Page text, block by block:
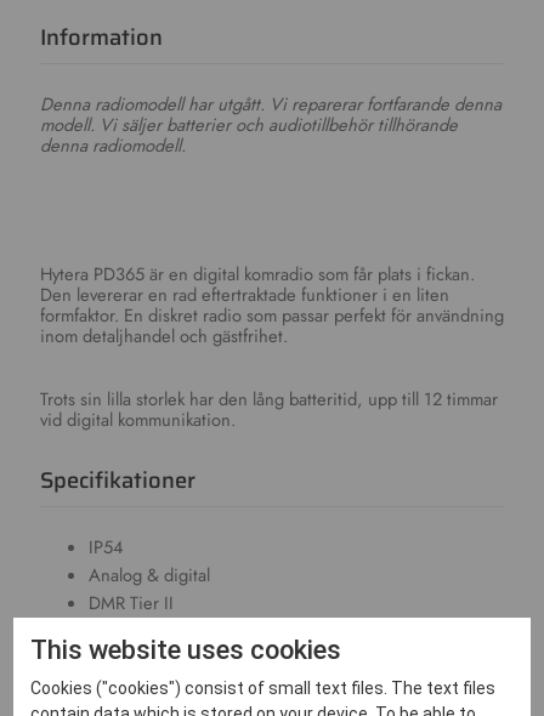
Information
Denna radiomodell har utgått. Vi reparerar fortfarande denna
modell. Vi säljer batterier och audiotillbehör tillhörande
denna radiomodell.
Hytera PD365 är en digital komradio som får plats i fickan.
Den levererar en rad eftertraktade funktioner i en liten
formfaktor. En diskret radio som passar perfekt för användning
inom detaljhandel och gästfrihet.
Trots sin lilla storlek har den lång batteritid, upp till 12 timmar
vid digital kommunikation.
Specifikationer
IP54
Analog & digital
DMR Tier II
MIL spec: 810 C/D/E/F/G
Scanning
This website uses cookies
Cookies ("cookies") consist of small text files. The text files